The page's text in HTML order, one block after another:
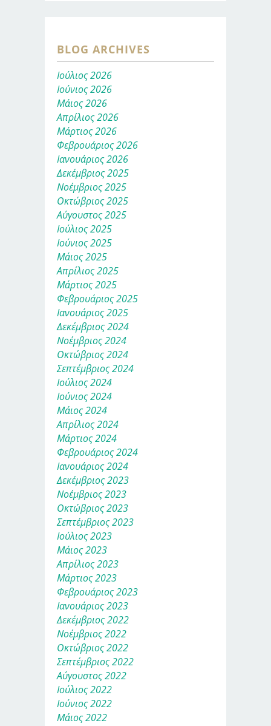
BLOG ARCHIVES
Ιούλιος 2026
Ιούνιος 2026
Μάιος 2026
Απρίλιος 2026
Μάρτιος 2026
Φεβρουάριος 2026
Ιανουάριος 2026
Δεκέμβριος 2025
Νοέμβριος 2025
Οκτώβριος 2025
Αύγουστος 2025
Ιούλιος 2025
Ιούνιος 2025
Μάιος 2025
Απρίλιος 2025
Μάρτιος 2025
Φεβρουάριος 2025
Ιανουάριος 2025
Δεκέμβριος 2024
Νοέμβριος 2024
Οκτώβριος 2024
Σεπτέμβριος 2024
Ιούλιος 2024
Ιούνιος 2024
Μάιος 2024
Απρίλιος 2024
Μάρτιος 2024
Φεβρουάριος 2024
Ιανουάριος 2024
Δεκέμβριος 2023
Νοέμβριος 2023
Οκτώβριος 2023
Σεπτέμβριος 2023
Ιούλιος 2023
Μάιος 2023
Απρίλιος 2023
Μάρτιος 2023
Φεβρουάριος 2023
Ιανουάριος 2023
Δεκέμβριος 2022
Νοέμβριος 2022
Οκτώβριος 2022
Σεπτέμβριος 2022
Αύγουστος 2022
Ιούλιος 2022
Ιούνιος 2022
Μάιος 2022